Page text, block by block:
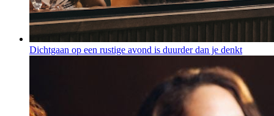
Dichtgaan op een rustige avond is duurder dan je denkt